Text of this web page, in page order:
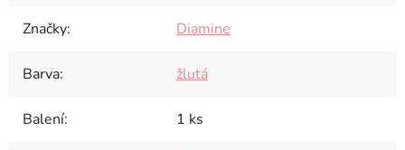
Značky: Diamine
Barva: žlutá
Balení: 1 ks